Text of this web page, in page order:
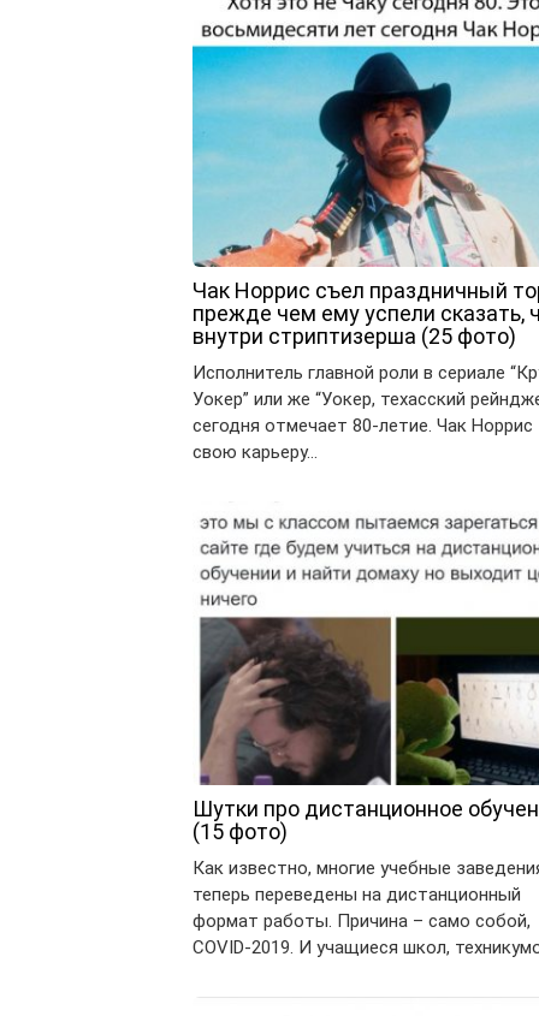
Чак Норрис съел праздничный
прежде чем ему успели сказать,
внутри стриптизерша (25 фото)
Исполнитель главной роли в сериале
Уокер” или же “Уокер, техасский
сегодня отмечает 80-летие. Чак Норрис
свою карьеру…
Шутки про дистанционное
(15 фото)
Как известно, многие учебные
теперь переведены на дистанционный
формат работы. Причина – само собой,
COVID-2019. И учащиеся школ,